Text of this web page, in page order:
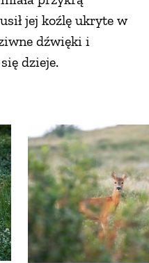
jej koźlę ukryte w
dźwięki i
dzieje.